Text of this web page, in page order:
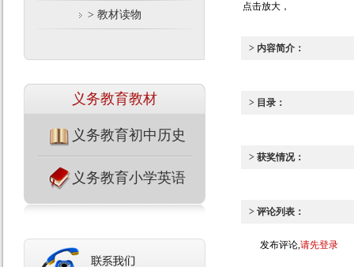
> 教材读物
义务教育教材
义务教育初中历史
义务教育小学英语
点击放大，
> 内容简介：
> 目录：
> 获奖情况：
> 评论列表：
发布评论,请先登录